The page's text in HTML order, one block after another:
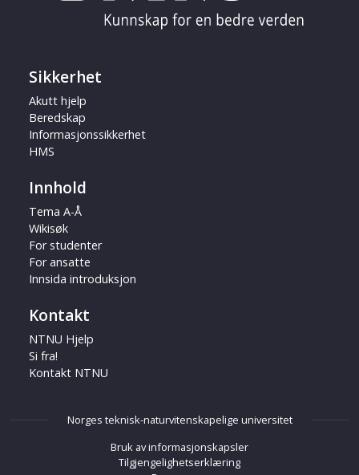
Sikkerhet
Akutt hjelp
Beredskap
Informasjonssikkerhet
HMS
Innhold
Tema A-Å
Wikisøk
For studenter
For ansatte
Innsida introduksjon
Kontakt
NTNU Hjelp
Si fra!
Kontakt NTNU
Norges teknisk-naturvitenskapelige universitet
Bruk av informasjonskapsler
Tilgjengelighetserklæring